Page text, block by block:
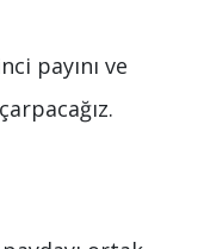
payını ve